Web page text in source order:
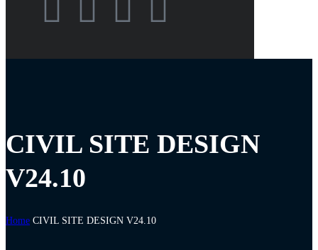
CIVIL SITE DESIGN
V24.10
Home CIVIL SITE DESIGN V24.10